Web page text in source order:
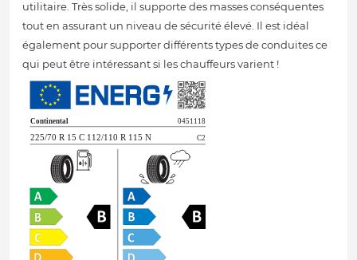
utilitaire. Très solide, il supporte des masses conséquentes
tout en assurant un niveau de sécurité élevé. Il est idéal
également pour supporter différents types de conduites ce
qui peut être intéressant si les chauffeurs varient !